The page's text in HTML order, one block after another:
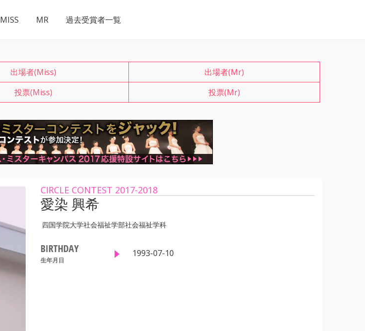
MISS MR 過去受賞者一覧
出場者(Miss)
出場者(Mr)
投票(Miss)
投票(Mr)
CIRCLE CONTEST 2017-2018
愛染 興希
四国学院大学社会福祉学部社会福祉学科
BIRTHDAY
生年月日
1993-07-10